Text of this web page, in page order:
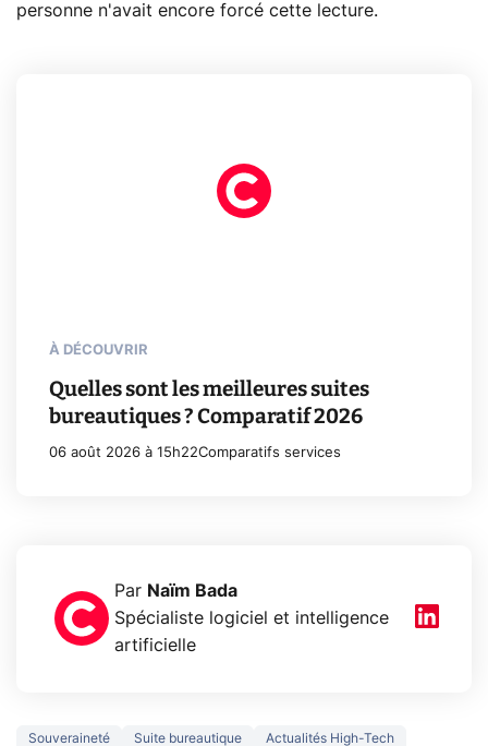
personne n'avait encore forcé cette lecture.
À DÉCOUVRIR
Quelles sont les meilleures suites
bureautiques ? Comparatif 2026
06 août 2026 à 15h22Comparatifs services
Par Naïm Bada
Spécialiste logiciel et intelligence
artificielle
Souveraineté Suite bureautique
Actualités High-Tech